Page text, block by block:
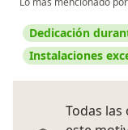
Dedicación
Instalaciones
Todas